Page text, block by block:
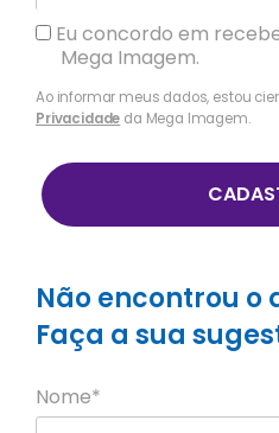
Eu concordo em
Mega Imagem.
Ao informar meus dados, estou
Privacidade da Mega Imagem.
Não encontrou o
Faça a sua
Nome*